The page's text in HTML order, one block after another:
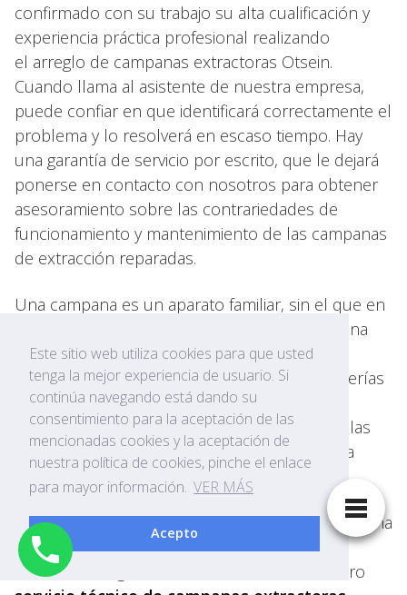
confirmado con su trabajo su alta cualificación y
experiencia práctica profesional realizando
el arreglo de campanas extractoras Otsein.
Cuando llama al asistente de nuestra empresa,
puede confiar en que identificará correctamente el
problema y lo resolverá en escaso tiempo. Hay
una garantía de servicio por escrito, que le dejará
ponerse en contacto con nosotros para obtener
asesoramiento sobre las contrariedades de
funcionamiento y mantenimiento de las campanas
de extracción reparadas.
Una campana es un aparato familiar, sin el que en
la actualidad es difícil imaginar el interior de una
cocina. Como norma, este equipo es de alta
calidad y puede funcionar sin problemas y averías
a lo largo de bastante tiempo. Mas, como
cualquier otro dispositivo, tarde o temprano, las
campanas de extracción pueden requerir una
revisión por un profesional capacitado.
Nuestros técnicos en Vila-seca revisan su campana
extractora Otsein localizando rápidamente la
avería. Ante alguno de estos síntomas, nuestro
Este sitio web utiliza cookies para que usted
tenga la mejor experiencia de usuario. Si
continúa navegando está dando su
consentimiento para la aceptación de las
mencionadas cookies y la aceptación de
nuestra política de cookies, pinche el enlace
para mayor información. VER MÁS
Acepto